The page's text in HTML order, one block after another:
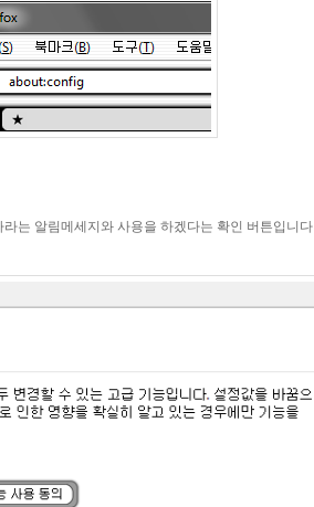
는 알림메세지와 사용을 하겠다는 확인 버튼입니다